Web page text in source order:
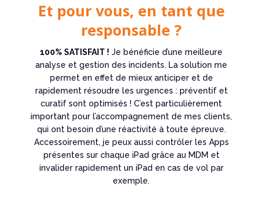
Et pour vous, en tant que
responsable ?
100% SATISFAIT ! Je bénéficie d’une meilleure
analyse et gestion des incidents. La solution me
permet en effet de mieux anticiper et de
rapidement résoudre les urgences : préventif et
curatif sont optimisés ! C’est particulièrement
important pour l’accompagnement de mes clients,
qui ont besoin d’une réactivité à toute épreuve.
Accessoirement, je peux aussi contrôler les Apps
présentes sur chaque iPad grâce au MDM et
invalider rapidement un iPad en cas de vol par
exemple.